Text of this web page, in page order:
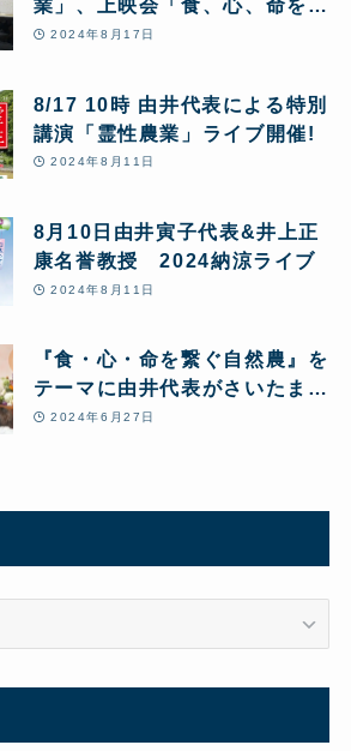
業」、上映会「食、心、命を繋
ぐ自然農」
2024年8月17日
8/17 10時 由井代表による特別
講演「霊性農業」ライブ開催!
2024年8月11日
8月10日由井寅子代表&井上正
康名誉教授 2024納涼ライブ
2024年8月11日
『食・心・命を繋ぐ自然農』を
テーマに由井代表がさいたま市
で講演
2024年6月27日